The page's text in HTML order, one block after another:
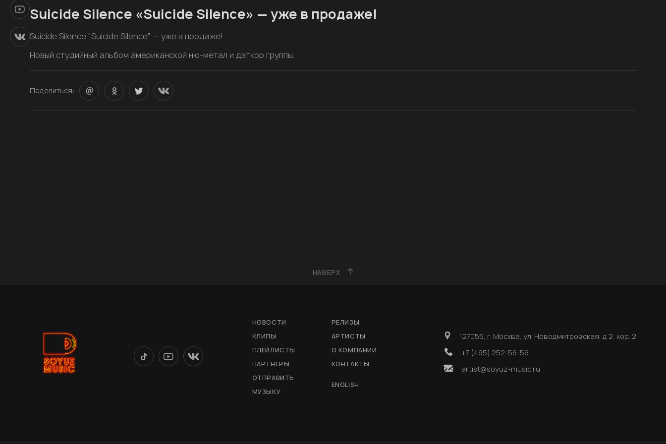
Suicide Silence «Suicide Silence» — уже в продаже!
Suicide Silence "Suicide Silence" — уже в продаже!
Новый студийный альбом американской ню-метал и дэткор группы.
Поделиться:
НАВЕРХ
НОВОСТИ
РЕЛИЗЫ
КЛИПЫ
АРТИСТЫ
ПЛЕЙЛИСТЫ
О КОМПАНИИ
ПАРТНЕРЫ
КОНТАКТЫ
ОТПРАВИТЬ
МУЗЫКУ
ENGLISH
127055, г. Москва, ул. Новодмитровская, д 2, кор. 2
+7 (495) 252-56-56
artist@soyuz-music.ru